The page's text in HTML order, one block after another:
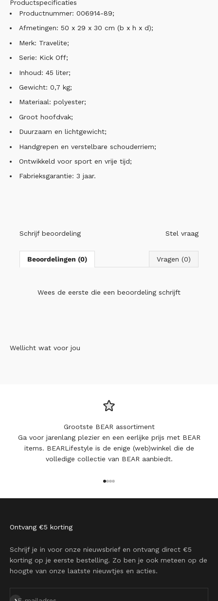
Productspecificaties
Productnummer: 006914-89;
Afmetingen: 50 x 29 x 30 cm (b x h x d);
Merk: Travelite;
Serie: Kick Off;
Inhoud: 45 liter;
Gewicht: 0,7 kg;
Materiaal: polyester;
Groot hoofdvak;
Duurzaam en lichtgewicht;
Handgrepen en verstelbare schouderriem;
Ontwikkeld voor sport en vrije tijd;
Fabrieksgarantie: 3 jaar.
Schrijf beoordeling Stel vraag
Beoordelingen (0) Vragen (0)
Wees de eerste die een beoordeling schrijft
Wellicht wat voor jou
Grootste BEAR assortiment
Ga voor jarenlang plezier en een eerlijke prijs met BEAR
items. BEARLifestyle is de enige (web)winkel die de
volledige collectie van BEAR aanbiedt.
Ontvang €5 korting
Schrijf je in voor onze nieuwsbrief en ontvang direct €5
korting op je eerste bestelling. Zo ben je ook meteen op de
hoogte van onze laatste nieuwtjes en acties.